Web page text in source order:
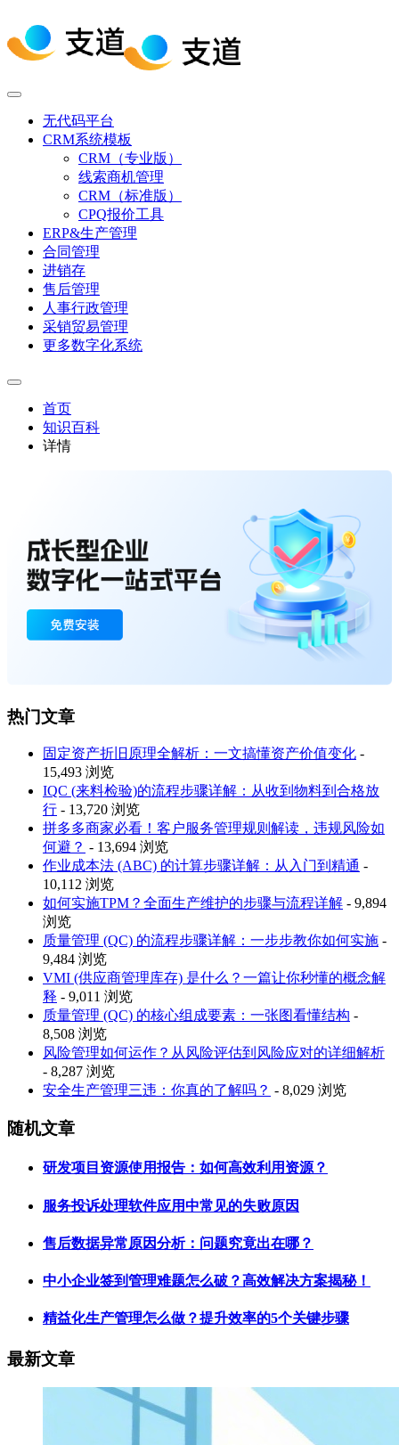
无代码平台
CRM系统模板
CRM（专业版）
线索商机管理
CRM（标准版）
CPQ报价工具
ERP&生产管理
合同管理
进销存
售后管理
人事行政管理
采销贸易管理
更多数字化系统
首页
知识百科
详情
热门文章
固定资产折旧原理全解析：一文搞懂资产价值变化 -
15,493 浏览
IQC (来料检验)的流程步骤详解：从收到物料到合格放
行 - 13,720 浏览
拼多多商家必看！客户服务管理规则解读，违规风险如
何避？ - 13,694 浏览
作业成本法 (ABC) 的计算步骤详解：从入门到精通 -
10,112 浏览
如何实施TPM？全面生产维护的步骤与流程详解 - 9,894
浏览
质量管理 (QC) 的流程步骤详解：一步步教你如何实施 -
9,484 浏览
VMI (供应商管理库存) 是什么？一篇让你秒懂的概念解
释 - 9,011 浏览
质量管理 (QC) 的核心组成要素：一张图看懂结构 -
8,508 浏览
风险管理如何运作？从风险评估到风险应对的详细解析
- 8,287 浏览
安全生产管理三违：你真的了解吗？ - 8,029 浏览
随机文章
研发项目资源使用报告：如何高效利用资源？
服务投诉处理软件应用中常见的失败原因
售后数据异常原因分析：问题究竟出在哪？
中小企业签到管理难题怎么破？高效解决方案揭秘！
精益化生产管理怎么做？提升效率的5个关键步骤
最新文章